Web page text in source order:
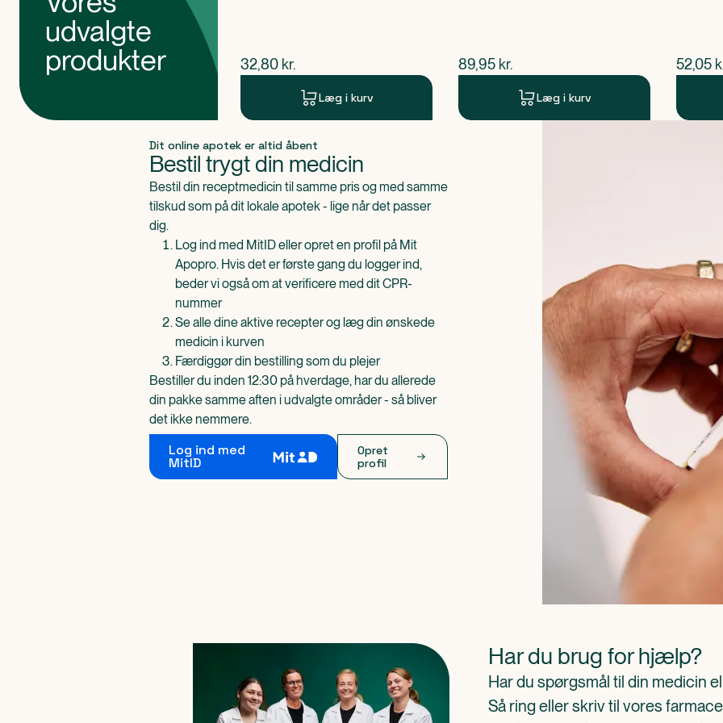
udvalgte
produkter
$nuværende pris
32,80 kr.
Læg i kurv
$nuværende pris
89,95 kr.
Læg i kurv
$
52,05
Dit online apotek er altid åbent
Bestil trygt din medicin
Bestil din receptmedicin til samme pris og med samme
tilskud som på dit lokale apotek - lige når det passer
dig.
Log ind med MitID eller opret en profil på Mit
Apopro. Hvis det er første gang du logger ind,
beder vi også om at verificere med dit CPR-
nummer
Se alle dine aktive recepter og læg din ønskede
medicin i kurven
Færdiggør din bestilling som du plejer
Bestiller du inden 12:30 på hverdage, har du allerede
din pakke samme aften i udvalgte områder - så bliver
det ikke nemmere.
Log ind med
MitID
Opret
profil
Har du brug for hjælp?
Har du spørgsmål til din medicin
Så ring eller skriv til vores